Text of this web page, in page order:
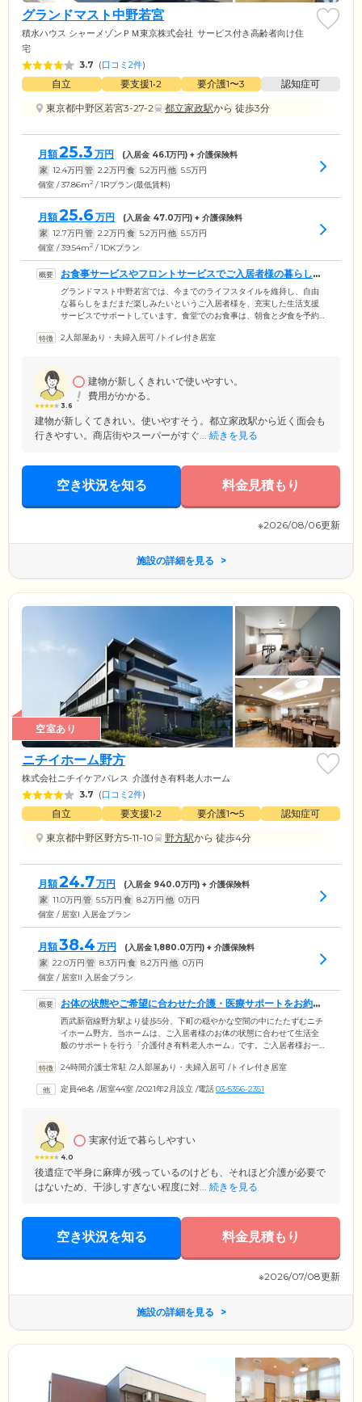
グランドマスト中野若宮
積水ハウス シャーメゾンＰＭ東京株式会社 サービス付き高齢者向け住
宅
3.7 (口コミ2件)
自立 要支援1•2 要介護1〜3
認知症可
東京都中野区若宮3-27-2
都立家政駅から 徒歩3分
月額25.3 万円 (入居金 46.1万円) + 介護保険料
家 12.4万円 管 2.2万円 食 5.2万円 他 5.5万円
個室 / 37.86m2 / 1Rプラン(最低賃料)
月額25.6 万円 (入居金 47.0万円) + 介護保険料
家 12.7万円 管 2.2万円 食 5.2万円 他 5.5万円
個室 / 39.54m2 / 1DKプラン
お食事サービスやフロントサービスでご入居者様の暮らしを
サポートします
グランドマスト中野若宮では、今までのライフスタイルを維持し、自由
な暮らしをまだまだ楽しみたいというご入居者様を、充実した生活支援
サービスでサポートしています。食堂でのお食事は、朝食と夕食を予約
朝食はお部屋で調理し、夕食だけ食堂で召し上がるなど、ライフスタイ
便の受け取り、来客の受付など、さまざまなお取次ぎや生活相談などを
承っています。お困りのことがあれば、お気軽にご相談ください。
2人部屋あり・夫婦入居可 /トイレ付き居室
3.6
建物が新しくきれいで使いやすい。
費用がかかる。
建物が新しくてきれい。使いやすそう。都立家政駅から近く面会も
行きやすい。商店街やスーパーがすぐ... 続きを見る
空き状況を知る 料金見積もり
※2026/08/06更新
施設の詳細を見る
空室あり
ニチイホーム野方
株式会社ニチイケアパレス 介護付き有料老人ホーム
3.7 (口コミ2件)
自立 要支援1•2 要介護1〜5
認知症可
東京都中野区野方5-11-10
野方駅から 徒歩4分
月額24.7万円 (入居金 940.0万円) + 介護保険料
家 11.0万円 管 5.5万円 食 8.2万円 他 0万円
個室 / 居室I 入居金プラン
月額38.4 万円 (入居金1,880.0万円) + 介護保険料
家 22.0万円 管 8.3万円 食 8.2万円 他 0万円
個室 / 居室II 入居金プラン
お体の状態やご希望に合わせた介護・医療サポートをお約束
します
西武新宿線野方駅より徒歩5分、下町の穏やかな空間の中にたたずむニチ
イホーム野方。当ホームは、ご入居者様のお体の状態に合わせて生活全
般のサポートを行う「介護付き有料老人ホーム」です。ご入居者様お一
り多い介護スタッフを配置。24時間365日体制でサポートを行います。ま
近隣の医療機関と提携しています。定期検診や訪問治療をはじめ、万が
24時間介護士常駐 /2人部屋あり・夫婦入居可 /トイレ付き居室
定員48名 /居室44室 /2021年2月設立 /電話03-5356-2351
4.0
実家付近で暮らしやすい
後遺症で半身に麻痺が残っているのけども、それほど介護が必要で
はないため、干渉しすぎない程度に対... 続きを見る
空き状況を知る 料金見積もり
※2026/07/08更新
施設の詳細を見る